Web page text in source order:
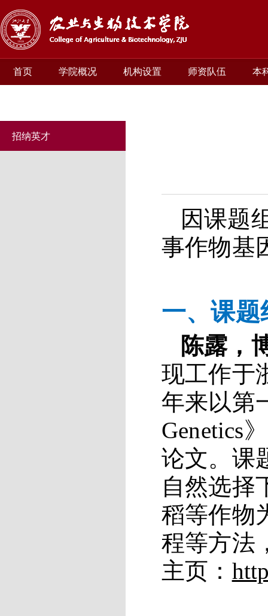
首页 学院概况 机构设置 师资队伍 本
招纳英才
因课题
事作物基
一、课题
陈露，
现工作于
年来以第
Genetics
论文。课
自然选择
稻等作物
程等方法
主页：